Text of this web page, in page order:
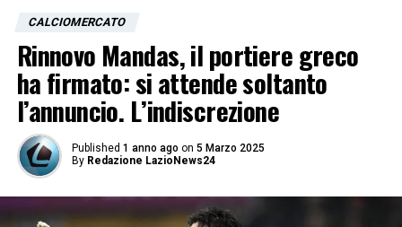
CALCIOMERCATO
Rinnovo Mandas, il portiere greco
ha firmato: si attende soltanto
l’annuncio. L’indiscrezione
Published 1 anno ago on 5 Marzo 2025
By Redazione LazioNews24